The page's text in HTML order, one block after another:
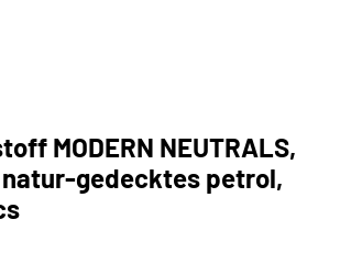
MODERN NEUTRALS,
gedecktes petrol,